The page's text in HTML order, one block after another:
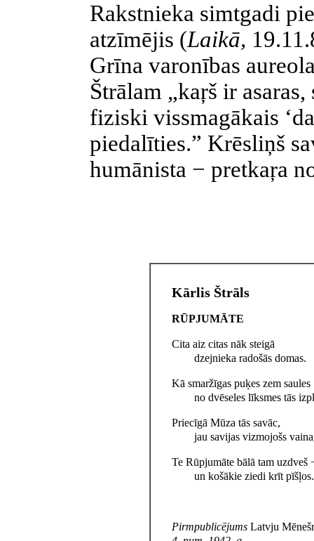
Rakstnieka simtgadi
atzīmējis (Laikā,
Grīna varonības
Štrālam „kaŗš ir
fiziski vissmagākais
piedalīties.” Krēsliņš
humānista − pretkaŗa
Kārlis Štrāls
RŪPJUMĀTE
Cita aiz citas nāk steigā
dzejnieka radošās domas.
Kā smaržīgas puķes zem saules
no dvēseles līksmes tās
Priecīgā Mūza tās savāc,
jau savijas vizmojošs
Te Rūpjumāte bālā tam uzdveš
un košākie ziedi krīt pīšļos.
Pirmpublicējums Latvju